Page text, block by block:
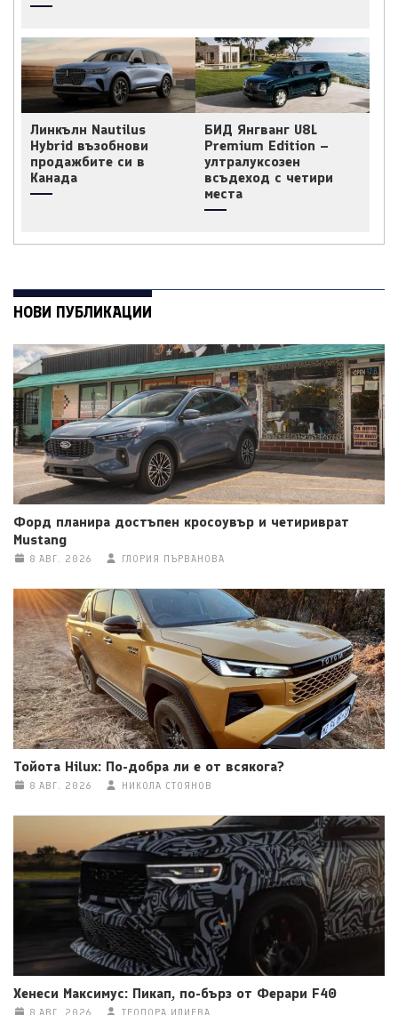
Линкълн Nautilus
Hybrid възобнови
продажбите си в
Канада
БИД Янгванг U8L
Premium Edition –
ултралуксозен
всъдеход с четири
места
НОВИ ПУБЛИКАЦИИ
Форд планира достъпен кросоувър и четириврат
Mustang
8 АВГ. 2026 ГЛОРИЯ ПЪРВАНОВА
Тойота Hilux: По-добра ли е от всякога?
8 АВГ. 2026 НИКОЛА СТОЯНОВ
Хенеси Максимус: Пикап, по-бърз от Ферари F40
8 АВГ. 2026 ТЕОДОРА ИЛИЕВА